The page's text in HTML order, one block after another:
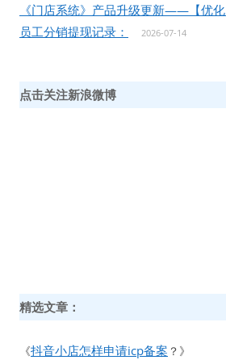
《门店系统》产品升级更新——【优
员工分销提现记录：
2026-07-14
点击关注新浪微博
精选文章：
《抖音小店怎样申请icp备案 ？》